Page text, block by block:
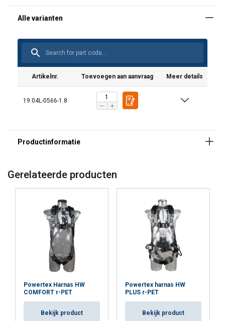
Artikelnr. Toevoegen aan aanvraag Meer details
19.04L-0566-1.8
Norm:
Gerelateerde producten
Powertex Harnas HW
COMFORT r-PET
Bekijk product
Powertex harnas HW
PLUS r-PET
Bekijk product
ENGLISH TRANSLATION
Deze website maakt gebruik van